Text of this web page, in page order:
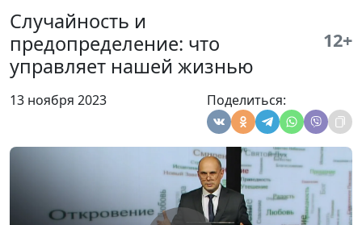
Случайность и
предопределение: что
управляет нашей жизнью
12+
13 ноября 2023 Поделиться:
и фарисеи
Отверженные
людьми не
отвергнуты Христом
Андрей Довгель,
священнослужитель
#375
Андрей Довгель,
священнослужитель
#374
Ошибка Гедеона:
Андрей Довгель,
#373